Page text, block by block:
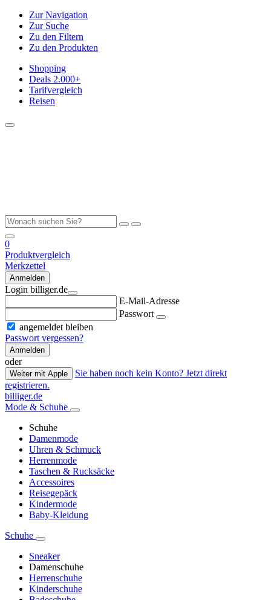
Zur Navigation
Zur Suche
Zu den Filtern
Zu den Produkten
Shopping
Deals 2.000+
Tarifvergleich
Reisen
0
Produktvergleich
Merkzettel
Anmelden
Login billiger.de
E-Mail-Adresse
Passwort
angemeldet bleiben
Passwort vergessen?
Anmelden
oder
Weiter mit Apple
Sie haben noch kein Konto? Jetzt direkt
registrieren.
billiger.de
Mode & Schuhe
Schuhe
Damenmode
Uhren & Schmuck
Herrenmode
Taschen & Rucksäcke
Accessoires
Reisegepäck
Kindermode
Baby-Kleidung
Schuhe
Sneaker
Damenschuhe
Herrenschuhe
Kinderschuhe